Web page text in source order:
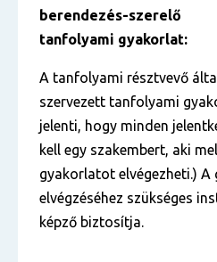
berendezés-szerelő
tanfolyami gyakorlat:
A tanfolyami résztvevő
szervezett tanfolyami
jelenti, hogy minden
kell egy szakembert, aki
gyakorlatot elvégezheti.) A
elvégzéséhez szükséges
képző biztosítja.